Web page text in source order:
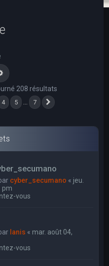
Recherche avancée
208 résultats
4 5 7
cyber_secumano « jeu.
pm
vous
Ianis « mar. août 04,
vous